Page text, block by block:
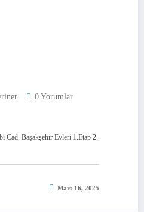
0 Yorumlar
Cad. Başakşehir Evleri 1.Etap 2.
Mart 16, 2025